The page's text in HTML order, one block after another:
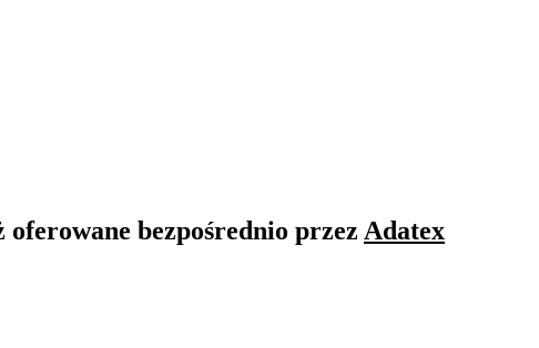
bezpośrednio przez Adatex